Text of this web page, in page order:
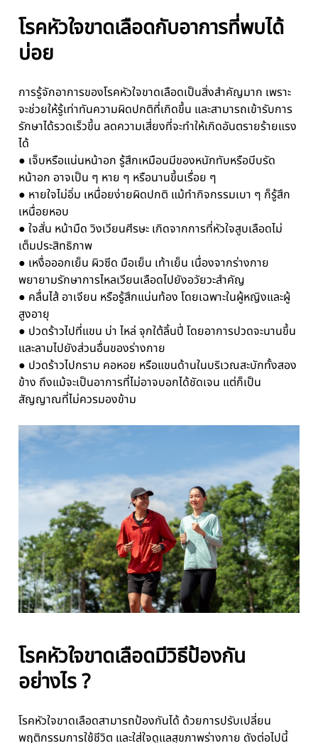
โรคหัวใจขาดเลือดกับอาการที่พบได้
บ่อย
การรู้จักอาการของโรคหัวใจขาดเลือดเป็นสิ่งสำคัญมาก เพราะ
จะช่วยให้รู้เท่าทันความผิดปกติที่เกิดขึ้น และสามารถเข้ารับการ
รักษาได้รวดเร็วขึ้น ลดความเสี่ยงที่จะทำให้เกิดอันตรายร้ายแรง
ได้
● เจ็บหรือแน่นหน้าอก รู้สึกเหมือนมีของหนักทับหรือบีบรัด
หน้าอก อาจเป็น ๆ หาย ๆ หรือนานขึ้นเรื่อย ๆ
● หายใจไม่อิ่ม เหนื่อยง่ายผิดปกติ แม้ทำกิจกรรมเบา ๆ ก็รู้สึก
เหนื่อยหอบ
● ใจสั่น หน้ามืด วิงเวียนศีรษะ เกิดจากการที่หัวใจสูบเลือดไม่
เต็มประสิทธิภาพ
● เหงื่อออกเย็น ผิวซีด มือเย็น เท้าเย็น เนื่องจากร่างกาย
พยายามรักษาการไหลเวียนเลือดไปยังอวัยวะสำคัญ
● คลื่นไส้ อาเจียน หรือรู้สึกแน่นท้อง โดยเฉพาะในผู้หญิงและผู้
สูงอายุ
● ปวดร้าวไปที่แขน บ่า ไหล่ จุกใต้ลิ้นปี่ โดยอาการปวดจะนานขึ้น
และลามไปยังส่วนอื่นของร่างกาย
● ปวดร้าวไปกราม คอหอย หรือแขนด้านในบริเวณสะบักทั้งสอง
ข้าง ถึงแม้จะเป็นอาการที่ไม่อาจบอกได้ชัดเจน แต่ก็เป็น
สัญญาณที่ไม่ควรมองข้าม
โรคหัวใจขาดเลือดมีวิธีป้องกัน
อย่างไร ?
โรคหัวใจขาดเลือดสามารถป้องกันได้ ด้วยการปรับเปลี่ยน
พฤติกรรมการใช้ชีวิต และใส่ใจดูแลสุขภาพร่างกาย ดังต่อไปนี้